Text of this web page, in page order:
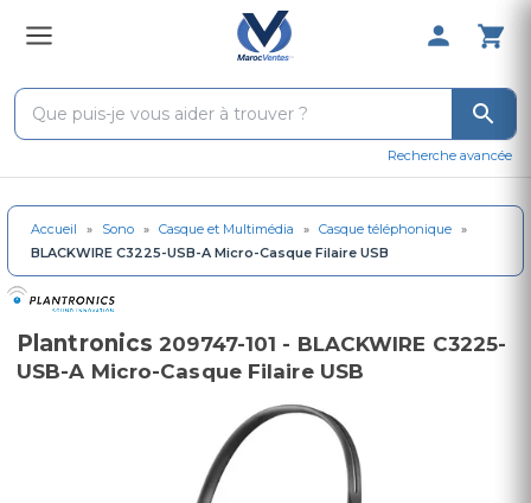
0 Produit
Recherche avancée
Accueil » Sono » Casque et Multimédia » Casque téléphonique »
BLACKWIRE C3225-USB-A Micro-Casque Filaire USB
Plantronics209747-101 - BLACKWIRE C3225-
USB-A Micro-Casque Filaire USB